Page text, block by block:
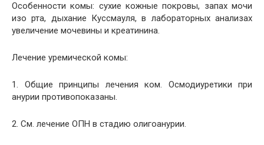
Особенности комы: сухие кожные покровы, запах мочи
изо рта, дыхание Куссмауля, в лабораторных анализах
увеличение мочевины и креатинина.
Лечение уремической комы:
1. Общие принципы лечения ком. Осмодиуретики при
анурии противопоказаны.
2. См. лечение ОПН в стадию олигоанурии.